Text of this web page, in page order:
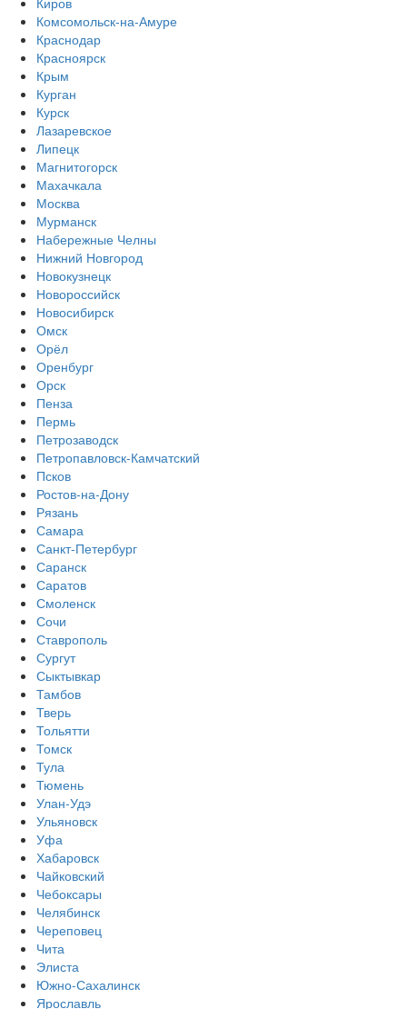
Комсомольск-на-Амуре
Краснодар
Красноярск
Крым
Курган
Курск
Лазаревское
Липецк
Магнитогорск
Махачкала
Москва
Мурманск
Набережные Челны
Нижний Новгород
Новокузнецк
Новороссийск
Новосибирск
Омск
Орёл
Оренбург
Орск
Пенза
Пермь
Петрозаводск
Петропавловск-Камчатский
Псков
Ростов-на-Дону
Рязань
Самара
Санкт-Петербург
Саранск
Саратов
Смоленск
Сочи
Ставрополь
Сургут
Сыктывкар
Тамбов
Тверь
Тольятти
Томск
Тула
Тюмень
Улан-Удэ
Ульяновск
Уфа
Хабаровск
Чайковский
Чебоксары
Челябинск
Череповец
Чита
Элиста
Южно-Сахалинск
Ярославль